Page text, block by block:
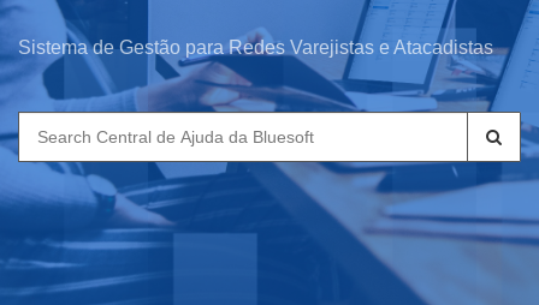
Sistema de Gestão para Redes Varejistas e Atacadistas
Search
for: